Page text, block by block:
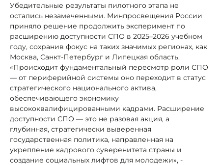
Убедительные результаты пилотного этапа не
остались незамеченными. Минпросвещения России
приняло решение продолжить эксперимент по
расширению доступности СПО в 2025–2026 учебном
году, сохранив фокус на таких значимых регионах, как
Москва, Санкт-Петербург и Липецкая область.
«Происходит фундаментальный пересмотр роли СПО
— от периферийной системы оно переходит в статус
стратегического национального актива,
обеспечивающего экономику
высококвалифицированными кадрами. Расширение
доступности СПО — это не разовая акция, а
глубинная, стратегически выверенная
государственная политика, направленная на
укрепление кадрового суверенитета страны и
создание социальных лифтов для молодежи», -